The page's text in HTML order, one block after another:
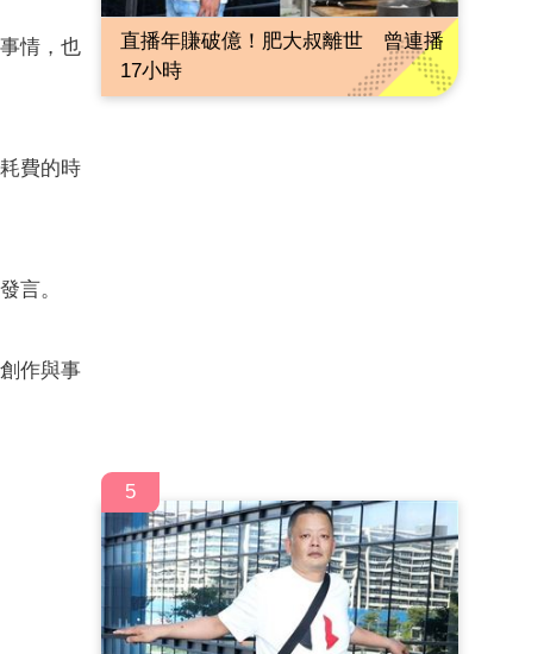
情，也
費的時
言。
作與事
直播年賺破億！肥大叔離世 曾連播
17小時
5